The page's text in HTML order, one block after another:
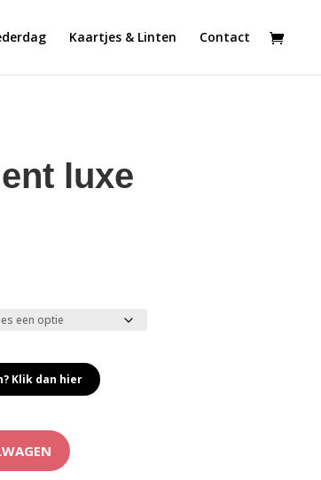
Kaartjes & Linten Contact
luxe
Klik dan hier